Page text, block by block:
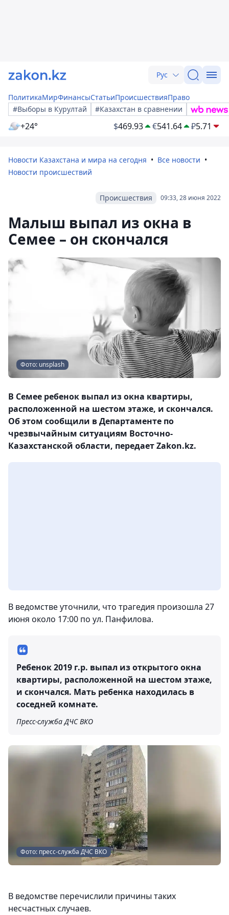
Рус
ПолитикаМирФинансыСтатьиПроисшествияПраво
#Выборы в Курултай
#Казахстан в сравнении
+24° $469.93 €541.64 ₽5.71
Новости Казахстана и мира на сегодня
Все новости
Новости происшествий
09:33, 28 июня 2022
Происшествия
Малыш выпал из окна в
Семее – он скончался
Фото: unsplash
В Семее ребенок выпал из окна квартиры,
расположенной на шестом этаже, и скончался.
Об этом сообщили в Департаменте по
чрезвычайным ситуациям Восточно-
Казахстанской области, передает Zakon.kz.
В ведомстве уточнили, что трагедия произошла 27
июня около 17:00 по ул. Панфилова.
Ребенок 2019 г.р. выпал из открытого окна
квартиры, расположенной на шестом этаже,
и скончался. Мать ребенка находилась в
соседней комнате.
Пресс-служба ДЧС ВКО
Фото: пресс-служба ДЧС ВКО
В ведомстве перечислили причины таких
несчастных случаев.